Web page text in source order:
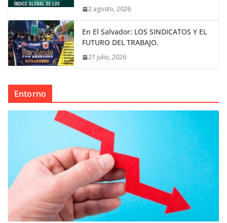
2 agosto, 2026
En El Salvador: LOS SINDICATOS Y EL
FUTURO DEL TRABAJO.
27 julio, 2026
Entorno